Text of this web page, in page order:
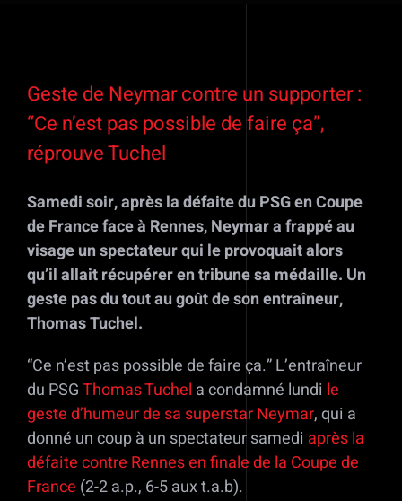
l'image
agrandie
Geste de Neymar contre un supporter :
“Ce n’est pas possible de faire ça”,
réprouve Tuchel
Samedi soir, après la défaite du PSG en Coupe
de France face à Rennes, Neymar a frappé au
visage un spectateur qui le provoquait alors
qu’il allait récupérer en tribune sa médaille. Un
geste pas du tout au goût de son entraîneur,
Thomas Tuchel.
“Ce n’est pas possible de faire ça.” L’entraîneur
du PSGThomas Tuchel a condamné lundi le
geste d’humeur de sa superstar Neymar, qui a
donné un coup à un spectateur samedi après la
défaite contre Rennes en finale de la Coupe de
France (2-2 a.p., 6-5 aux t.a.b).